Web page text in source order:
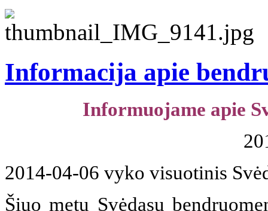
Informacija apie
Informuojame apie
2014-04-06 vyko visuotinis
Šiuo metu Svėdasų